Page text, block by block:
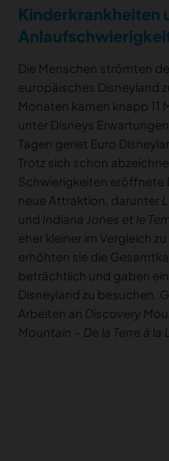
Kinderkrankheiten
Die Menschen strömten
europäisches Disneyland
Monaten kamen knapp 11
unter Disneys
Tagen geriet Euro
Trotz sich schon
Schwierigkeiten eröffnete
neue Attraktion, darunter
und Indiana Jones et le
eher kleiner im Vergleich
erhöhten sie die
beträchtlich und gaben
Disneyland zu besuchen.
Arbeiten an Discovery
Mountain – De la Terre á la